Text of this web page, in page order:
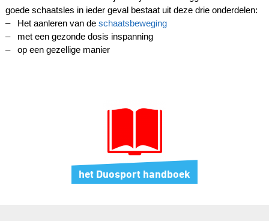
goede schaatsles in ieder geval bestaat uit deze drie onderdelen:
– Het aanleren van de schaatsbeweging
– met een gezonde dosis inspanning
– op een gezellige manier
het Duosport handboek